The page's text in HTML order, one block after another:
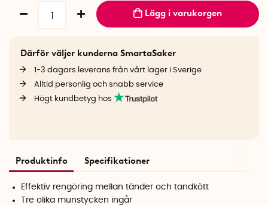
Lägg i varukorgen
Därför väljer kunderna SmartaSaker
1-3 dagars leverans från vårt lager i Sverige
Alltid personlig och snabb service
Högt kundbetyg hos
Produktinfo Specifikationer
Effektiv rengöring mellan tänder och tandkött
Tre olika munstycken ingår